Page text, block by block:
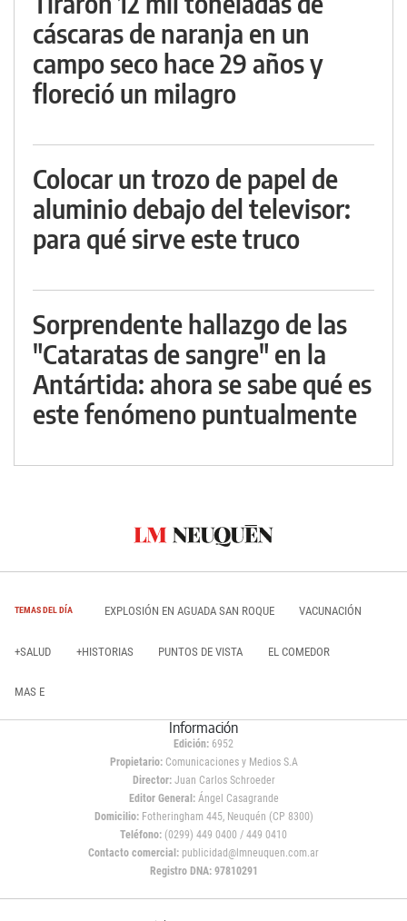
cáscaras de naranja en un
campo seco hace 29 años y
floreció un milagro
Colocar un trozo de papel de
aluminio debajo del televisor:
para qué sirve este truco
Sorprendente hallazgo de las
"Cataratas de sangre" en la
Antártida: ahora se sabe qué es
este fenómeno puntualmente
TEMAS DEL DÍA EXPLOSIÓN EN AGUADA SAN ROQUE VACUNACIÓN
+SALUD +HISTORIAS PUNTOS DE VISTA EL COMEDOR
MAS E
Información
Edición: 6952
Propietario:Comunicaciones y Medios S.A
Director: Juan Carlos Schroeder
Editor General:Ángel Casagrande
Domicilio:Fotheringham 445, Neuquén (CP 8300)
Teléfono: (0299) 449 0400 / 449 0410
Contacto comercial: publicidad@lmneuquen.com.ar
Registro DNA: 97810291